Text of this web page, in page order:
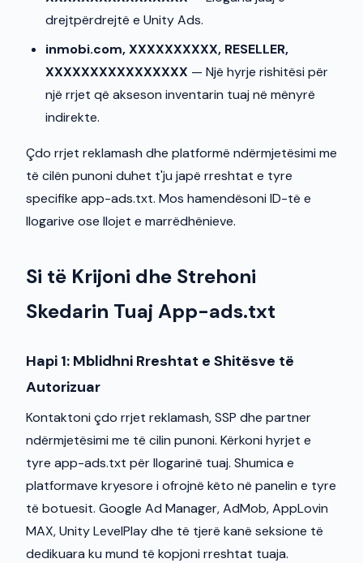
drejtpërdrejtë e Unity Ads.
inmobi.com, XXXXXXXXXX, RESELLER,
XXXXXXXXXXXXXXXX — Një hyrje rishitësi për
një rrjet që akseson inventarin tuaj në mënyrë
indirekte.
Çdo rrjet reklamash dhe platformë ndërmjetësimi me
të cilën punoni duhet t'ju japë rreshtat e tyre
specifike app-ads.txt. Mos hamendësoni ID-të e
llogarive ose llojet e marrëdhënieve.
Si të Krijoni dhe Strehoni
Skedarin Tuaj App-ads.txt
Hapi 1: Mblidhni Rreshtat e Shitësve të
Autorizuar
Kontaktoni çdo rrjet reklamash, SSP dhe partner
ndërmjetësimi me të cilin punoni. Kërkoni hyrjet e
tyre app-ads.txt për llogarinë tuaj. Shumica e
platformave kryesore i ofrojnë këto në panelin e tyre
të botuesit. Google Ad Manager, AdMob, AppLovin
MAX, Unity LevelPlay dhe të tjerë kanë seksione të
dedikuara ku mund të kopjoni rreshtat tuaja.